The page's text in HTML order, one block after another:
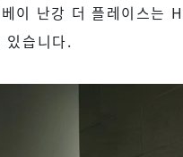
이 난강 더 플레이스는
있습니다.